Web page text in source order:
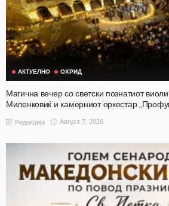
АКТУЕЛНО ОХРИД
Магична вечер со светски познатиот
Миленковиќ и камерниот оркестар
Редакција Август 7, 2026